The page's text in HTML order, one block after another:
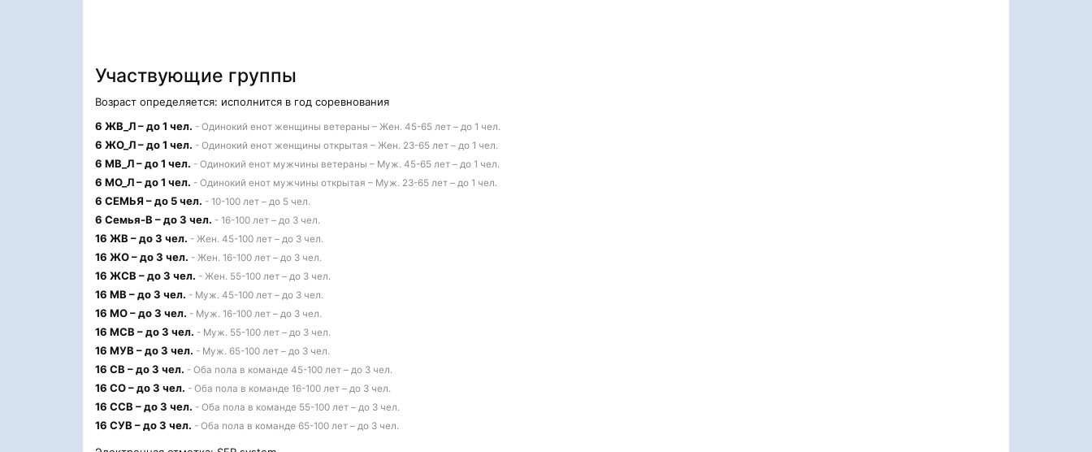
Участвующие группы
Возраст определяется: исполнится в год соревнования
6 ЖВ_Л – до 1 чел. - Одинокий енот женщины ветераны – Жен. 45-65 лет – до 1 чел.
6 ЖО_Л – до 1 чел. - Одинокий енот женщины открытая – Жен. 23-65 лет – до 1 чел.
6 МВ_Л – до 1 чел. - Одинокий енот мужчины ветераны – Муж. 45-65 лет – до 1 чел.
6 МО_Л – до 1 чел. - Одинокий енот мужчины открытая – Муж. 23-65 лет – до 1 чел.
6 СЕМЬЯ – до 5 чел. - 10-100 лет – до 5 чел.
6 Семья-В – до 3 чел. - 16-100 лет – до 3 чел.
16 ЖВ – до 3 чел. - Жен. 45-100 лет – до 3 чел.
16 ЖО – до 3 чел. - Жен. 16-100 лет – до 3 чел.
16 ЖСВ – до 3 чел. - Жен. 55-100 лет – до 3 чел.
16 МВ – до 3 чел. - Муж. 45-100 лет – до 3 чел.
16 МО – до 3 чел. - Муж. 16-100 лет – до 3 чел.
16 МСВ – до 3 чел. - Муж. 55-100 лет – до 3 чел.
16 МУВ – до 3 чел. - Муж. 65-100 лет – до 3 чел.
16 СВ – до 3 чел. - Оба пола в команде 45-100 лет – до 3 чел.
16 СО – до 3 чел. - Оба пола в команде 16-100 лет – до 3 чел.
16 ССВ – до 3 чел. - Оба пола в команде 55-100 лет – до 3 чел.
16 СУВ – до 3 чел. - Оба пола в команде 65-100 лет – до 3 чел.